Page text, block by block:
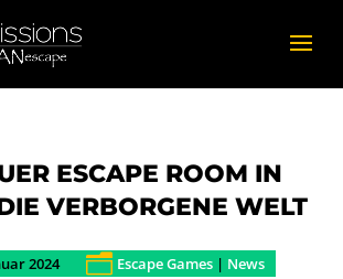
ESCAPE ROOM IN
VERBORGENE WELT
2024 n Escape Games| News